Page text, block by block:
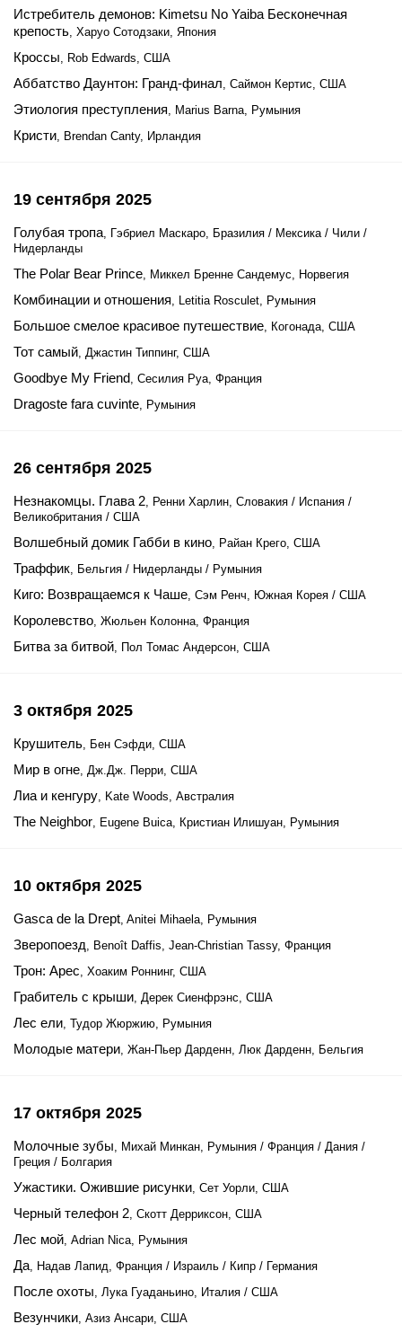
Истребитель демонов: Kimetsu No Yaiba Бесконечная
крепость, Харуо Сотодзаки, Япония
Кроссы, Rob Edwards, США
Аббатство Даунтон: Гранд-финал, Саймон Кертис, США
Этиология преступления, Marius Barna, Румыния
Кристи, Brendan Canty, Ирландия
19 сентября 2025
Голубая тропа, Гэбриел Маскаро, Бразилия / Мексика / Чили /
Нидерланды
The Polar Bear Prince, Миккел Бренне Сандемус, Норвегия
Комбинации и отношения, Letitia Rosculet, Румыния
Большое смелое красивое путешествие, Когонада, США
Тот самый, Джастин Типпинг, США
Goodbye My Friend, Сесилия Руа, Франция
Dragoste fara cuvinte, Румыния
26 сентября 2025
Незнакомцы. Глава 2, Ренни Харлин, Словакия / Испания /
Великобритания / США
Волшебный домик Габби в кино, Райан Крего, США
Траффик, Бельгия / Нидерланды / Румыния
Киго: Возвращаемся к Чаше, Сэм Ренч, Южная Корея / США
Королевство, Жюльен Колонна, Франция
Битва за битвой, Пол Томас Андерсон, США
3 октября 2025
Крушитель, Бен Сэфди, США
Мир в огне, Дж.Дж. Перри, США
Лиа и кенгуру, Kate Woods, Австралия
The Neighbor, Eugene Buica, Кристиан Илишуан, Румыния
10 октября 2025
Gasca de la Drept, Anitei Mihaela, Румыния
Зверопоезд, Benoît Daffis, Jean-Christian Tassy, Франция
Трон: Арес, Хоаким Роннинг, США
Грабитель с крыши, Дерек Сиенфрэнс, США
Лес ели, Тудор Жюржию, Румыния
Молодые матери, Жан-Пьер Дарденн, Люк Дарденн, Бельгия
17 октября 2025
Молочные зубы, Михай Минкан, Румыния / Франция / Дания /
Греция / Болгария
Ужастики. Ожившие рисунки, Сет Уорли, США
Черный телефон 2, Скотт Дерриксон, США
Лес мой, Adrian Nica, Румыния
Да, Надав Лапид, Франция / Израиль / Кипр / Германия
После охоты, Лука Гуаданьино, Италия / США
Везунчики, Азиз Ансари, США